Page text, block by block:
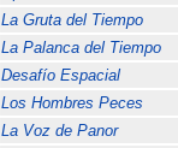
La Gruta del Tiempo
La Palanca del Tiempo
Desafío Espacial
Los Hombres Peces
La Voz de Panor